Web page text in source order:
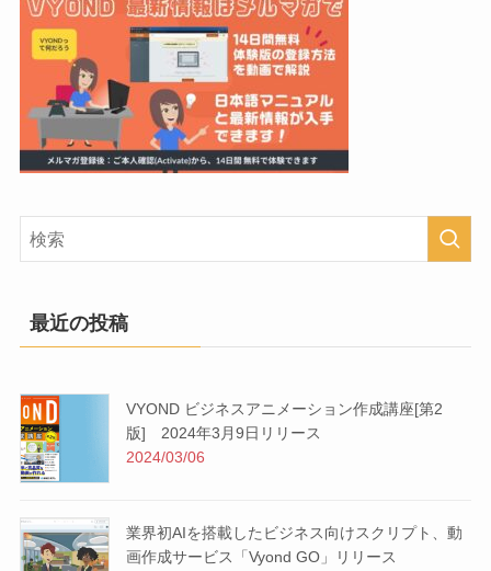
最近の投稿
VYOND ビジネスアニメーション作成講座[第2
版] 2024年3月9日リリース
2024/03/06
業界初AIを搭載したビジネス向けスクリプト、動
画作成サービス「Vyond GO」リリース